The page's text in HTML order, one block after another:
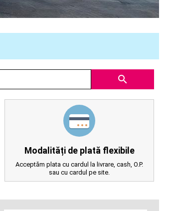
search
Modalități de plată flexibile
Acceptăm plata cu cardul la livrare, cash, O.P.
sau cu cardul pe site.